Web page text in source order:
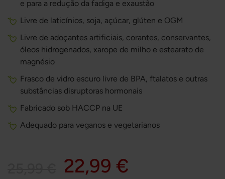
e para a redução da fadiga e exaustão
Livre de laticínios, soja, açúcar, glúten e OGM
Livre de adoçantes artificiais, corantes, conservantes,
óleos hidrogenados, xarope de milho e estearato de
magnésio
Frasco de vidro escuro livre de BPA, ftalatos e outras
substâncias disruptoras hormonais
Fabricado sob HACCP na UE
Adequado para veganos e vegetarianos
22,99 €